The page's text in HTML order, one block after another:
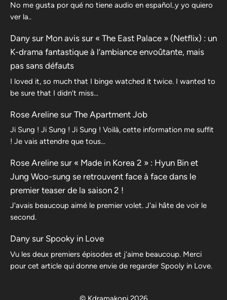
No me gusta por qué no tiene audio en español..y yo quiero
ver la..
Dany sur Mon avis sur « The East Palace » (Netflix) : un
K-drama fantastique à l’ambiance envoûtante, mais
pas sans défauts
I loved it, so much that I binge watched it twice. I wanted to
be sure that I didn’t miss…
Rose Areline sur The Apartment Job
Ji Sung ! Ji Sung ! Ji Sung ! Voilà, cette information me suffit
! Je vais attendre que tous…
Rose Areline sur « Made in Korea 2 » : Hyun Bin et
Jung Woo-sung se retrouvent face à face dans le
premier teaser de la saison 2 !
J'avais beaucoup aimé le premier volet. J'ai hâte de voir le
second.
Dany sur Spooky in Love
Vu les deux premiers épisodes et j’aime beaucoup. Merci
pour cet article qui donne envie de regarder Spooly in Love.